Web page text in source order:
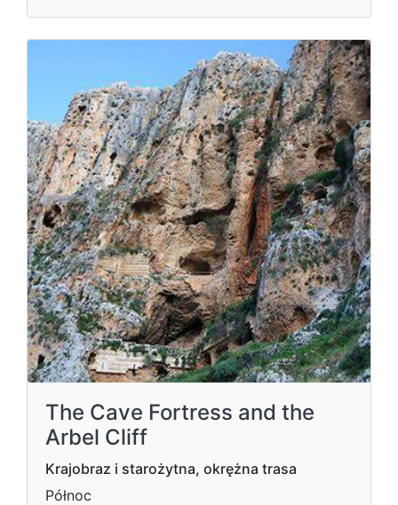
The Cave Fortress and the
Arbel Cliff
Krajobraz i starożytna, okrężna trasa
Północ